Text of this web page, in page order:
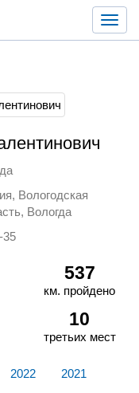
Вологодская
Вологда
35
537
км. пройдено
10
третьих мест
2022 2021